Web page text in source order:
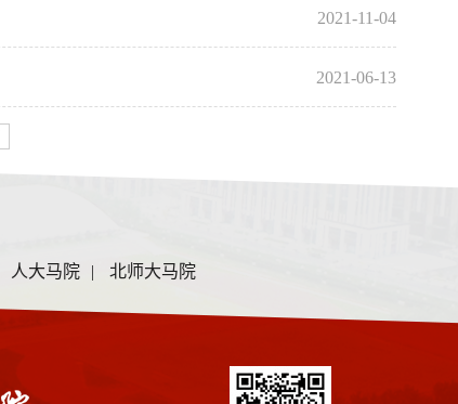
2021-11-04
2021-06-13
人大马院 | 北师大马院